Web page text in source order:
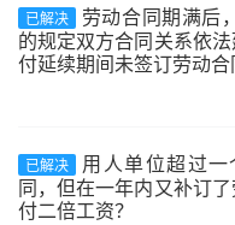
已解决
劳动合同期满后
的规定双方合同关系依
付延续期间未签订劳动合
已解决
用人单位超过
同，但在一年内又补订
付二倍工资？